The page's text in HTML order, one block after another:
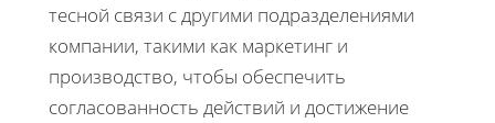
тесной связи с другими подразделениями
компании, такими как маркетинг и
производство, чтобы обеспечить
согласованность действий и достижение